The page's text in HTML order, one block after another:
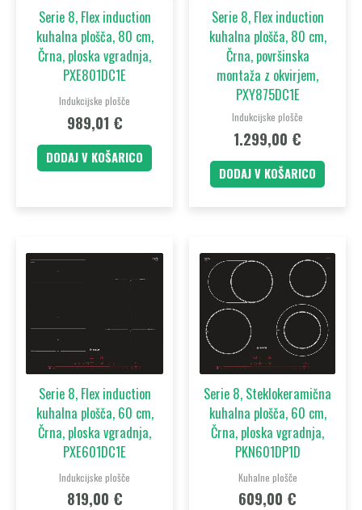
Serie 8, Flex induction
kuhalna plošča, 80 cm,
Črna, ploska vgradnja,
PXE801DC1E
Indukcijske plošče
989,01 €
DODAJ V KOŠARICO
Serie 8, Flex induction
kuhalna plošča, 80 cm,
Črna, površinska
montaža z okvirjem,
PXY875DC1E
Indukcijske plošče
1.299,00 €
DODAJ V KOŠARICO
Serie 8, Flex induction
kuhalna plošča, 60 cm,
Črna, ploska vgradnja,
PXE601DC1E
Indukcijske plošče
819,00 €
Serie 8, Steklokeramična
kuhalna plošča, 60 cm,
Črna, ploska vgradnja,
PKN601DP1D
Kuhalne plošče
609,00 €